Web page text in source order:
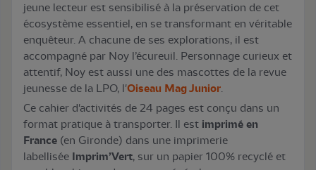
jeune lecteur est sensibilisé à la préservation de cet
écosystème essentiel, en se transformant en véritable
enquêteur. A chacune de ses explorations, il est
accompagné par Noy l’écureuil. Personnage curieux et
attentif, Noy est aussi une des mascottes de la revue
jeunesse de la LPO, l'Oiseau Mag Junior.
Ce cahier d'activités de 24 pages est conçu dans un
format pratique à transporter. Il est imprimé en
France (en Gironde) dans une imprimerie
labellisée Imprim’Vert, sur un papier 100% recyclé et